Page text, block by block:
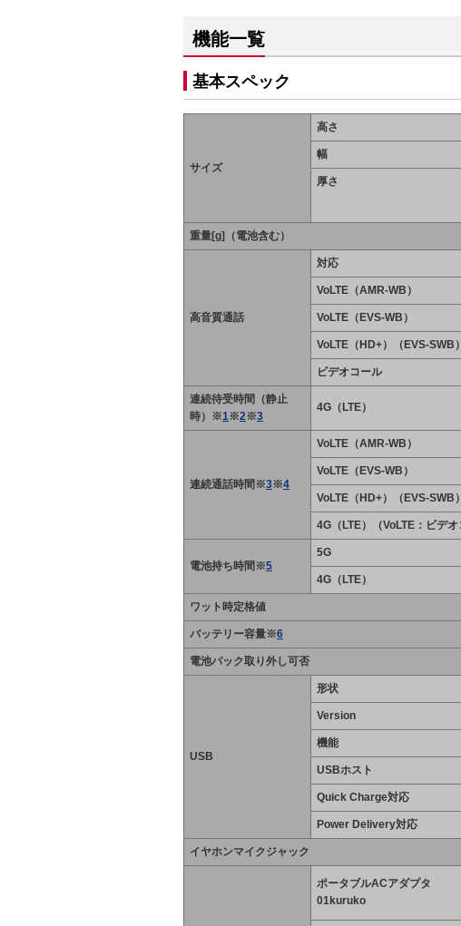
機能一覧
基本スペック
サイズ
高さ
幅
厚さ
重量[g]（電池含む）
高音質通話
対応
VoLTE（AMR-WB）
VoLTE（EVS-WB）
VoLTE（HD+）（EVS-SWB）
ビデオコール
連続待受時間（静止
時）※1※2※3
4G（LTE）
連続通話時間※3※4
VoLTE（AMR-WB）
VoLTE（EVS-WB）
VoLTE（HD+）（EVS-SWB）
4G（LTE）（VoLTE：ビデオ
電池持ち時間※5
5G
4G（LTE）
ワット時定格値
バッテリー容量※6
電池パック取り外し可否
USB
形状
Version
機能
USBホスト
Quick Charge対応
Power Delivery対応
イヤホンマイクジャック
ポータブルACアダプタ
01kuruko